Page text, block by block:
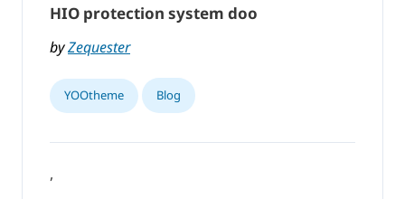
HIO protection system doo
byZequester
YOOtheme Blog
,